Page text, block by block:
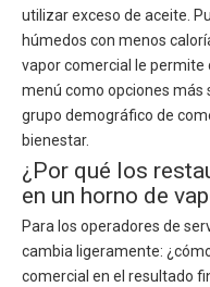
utilizar exceso de aceite.
húmedos con menos
vapor comercial le
menú como opciones más
grupo demográfico de
bienestar.
¿Por qué los
en un horno de
Para los operadores de
cambia ligeramente:
comercial en el resultado